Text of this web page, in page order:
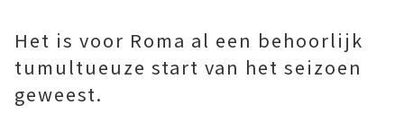
Het is voor Roma al een behoorlijk
tumultueuze start van het seizoen
geweest.